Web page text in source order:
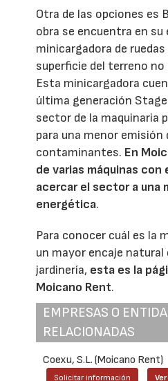
Otra de las opciones es
obra se encuentra en su
minicargadora de
superficie del terreno no
Esta minicargadora
última generación Stage
sector de la maquinaria
para una menor emisión
contaminantes. En
de varias máquinas
acercar el sector a una
energética.
Para conocer cuál es la
un mayor encaje natural
jardinería, esta es la
Moicano Rent.
EMPRESAS O
RELACIONADAS
Coexu, S.L. (Moicano Rent)
Solicitar información